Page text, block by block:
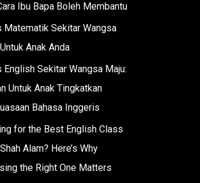
Ibu Bapa Boleh Membantu
Matematik Sekitar Wangsa
Anak Anda
English Sekitar Wangsa Maju:
Untuk Anak Tingkatkan
Bahasa Inggeris
for the Best English Class
Alam? Here’s Why
the Right One Matters